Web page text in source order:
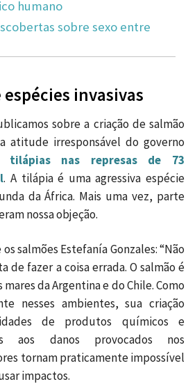
humano
sobre sexo entre
invasivas
sobre a criação de salmão
atitude irresponsável do governo
tilápias nas represas de 73
. A tilápia é uma agressiva espécie
da África. Mais uma vez, parte
nossa objeção.
salmões Estefanía Gonzales: “Não
de fazer a coisa errada. O salmão é
da Argentina e do Chile. Como
nesses ambientes, sua criação
de produtos químicos e
aos danos provocados nos
tornam praticamente impossível
impactos.